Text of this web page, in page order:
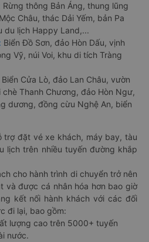
Rừng thông Bản Áng, thung lũng
Châu, thác Dải Yếm, bản Pa
du lịch Happy Land,...
Biển Đồ Sơn, đảo Hòn Dấu, vịnh
Vỹ, núi Voi, khu di tích Tràng
Biển Cửa Lò, đảo Lan Châu, vườn
Thanh Chương, đảo Hòn Ngư,
dương, đồng cừu Nghệ An, biển
trợ đặt vé xe khách, máy bay, tàu
lịch trên nhiều tuyến đường khắp
cho hành trình di chuyển trở nên
và được cá nhân hóa hơn bao giờ
kết nối hành khách với các đối
đi lại, bao gồm:
lượng cao trên 5000+ tuyến
nước.